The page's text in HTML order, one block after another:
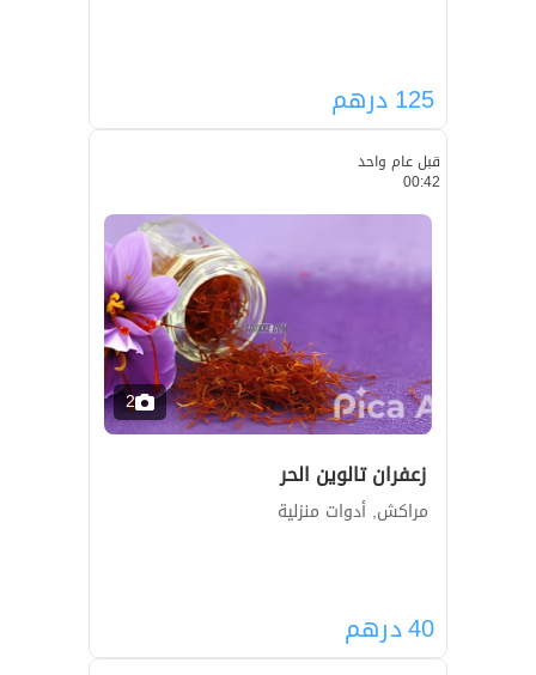
125درهم
قبل عام واحد
00:42
2
زعفران تالوين الحر
مراكش, أدوات منزلية
40درهم